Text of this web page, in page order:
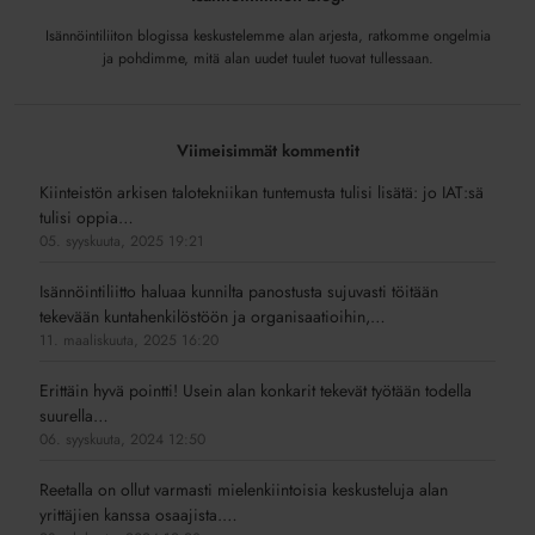
Isännöintiliiton blogissa keskustelemme alan arjesta, ratkomme ongelmia
ja pohdimme, mitä alan uudet tuulet tuovat tullessaan.
Viimeisimmät kommentit
Kiinteistön arkisen talotekniikan tuntemusta tulisi lisätä: jo IAT:sä
tulisi oppia…
05. syyskuuta, 2025 19:21
Isännöintiliitto haluaa kunnilta panostusta sujuvasti töitään
tekevään kuntahenkilöstöön ja organisaatioihin,…
11. maaliskuuta, 2025 16:20
Erittäin hyvä pointti! Usein alan konkarit tekevät työtään todella
suurella…
06. syyskuuta, 2024 12:50
Reetalla on ollut varmasti mielenkiintoisia keskusteluja alan
yrittäjien kanssa osaajista.…